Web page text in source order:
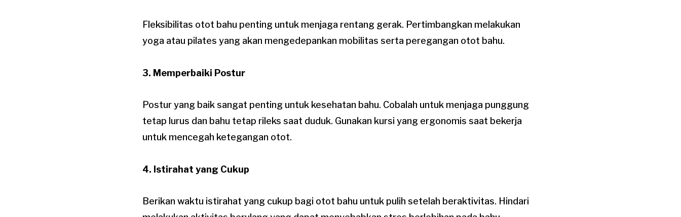
Fleksibilitas otot bahu penting untuk menjaga rentang gerak. Pertimbangkan melakukan
yoga atau pilates yang akan mengedepankan mobilitas serta peregangan otot bahu.
3. Memperbaiki Postur
Postur yang baik sangat penting untuk kesehatan bahu. Cobalah untuk menjaga punggung
tetap lurus dan bahu tetap rileks saat duduk. Gunakan kursi yang ergonomis saat bekerja
untuk mencegah ketegangan otot.
4. Istirahat yang Cukup
Berikan waktu istirahat yang cukup bagi otot bahu untuk pulih setelah beraktivitas. Hindari